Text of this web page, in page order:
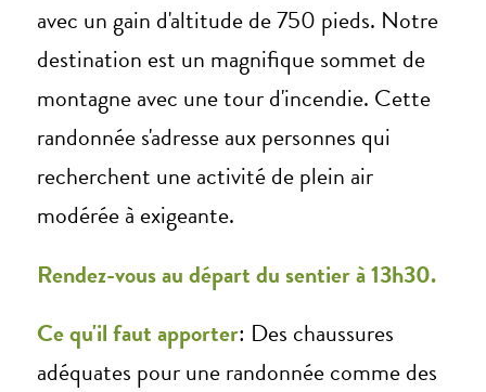
avec un gain d'altitude de 750 pieds. Notre
destination est un magnifique sommet de
montagne avec une tour d'incendie. Cette
randonnée s'adresse aux personnes qui
recherchent une activité de plein air
modérée à exigeante.
Rendez-vous au départ du sentier à 13h30.
Ce qu'il faut apporter: Des chaussures
adéquates pour une randonnée comme des